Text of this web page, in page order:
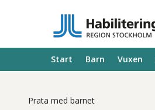
Start Barn Vuxen
Prata med barnet